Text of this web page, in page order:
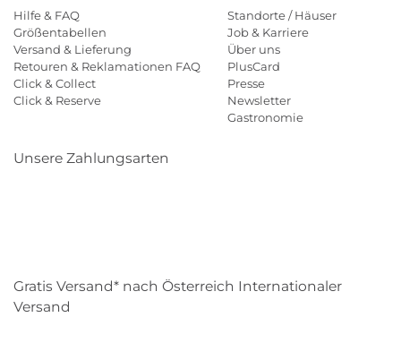
Hilfe & FAQ
Größentabellen
Versand & Lieferung
Retouren & Reklamationen FAQ
Click & Collect
Click & Reserve
Standorte / Häuser
Job & Karriere
Über uns
PlusCard
Presse
Newsletter
Gastronomie
Unsere Zahlungsarten
Gratis Versand* nach Österreich Internationaler
Versand